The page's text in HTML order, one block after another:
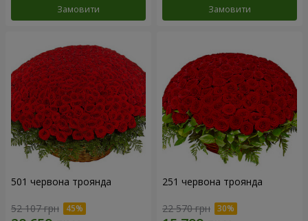
Замовити Замовити
501 червона троянда
52 107 грн
251 червона троянда
22 570 грн